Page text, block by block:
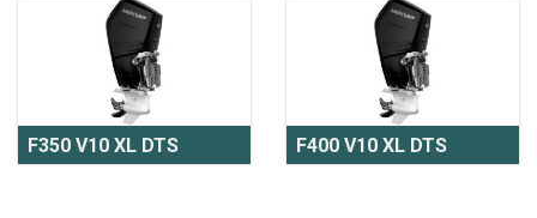
F350 V10 XL DTS F400 V10 XL DTS